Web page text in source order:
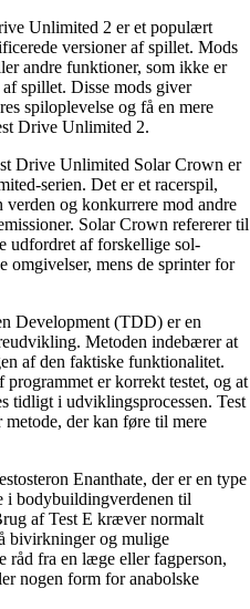
Unlimited 2 er et populært
versioner af spillet. Mods
andre funktioner, som ikke er
spillet. Disse mods giver
spiloplevelse og få en mere
Drive Unlimited 2.
Drive Unlimited Solar Crown er
serien. Det er et racerspil,
og konkurrere mod andre
Solar Crown refererer til
udfordret af forskellige sol-
omgivelser, mens de sprinter for
Development (TDD) er en
Metoden indebærer at
af den faktiske funktionalitet.
er korrekt testet, og at
tidligt i udviklingsprocessen. Test
der kan føre til mere
Enanthate, der er en type
i bodybuildingverdenen til
af Test E kræver normalt
bivirkninger og mulige
råd fra en læge eller fagperson,
nogen form for anabolske